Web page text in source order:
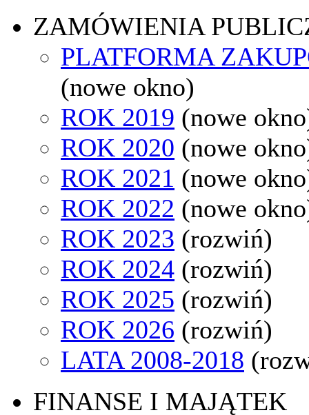
ZAMÓWIENIA
PLATFORMA
(nowe okno)
ROK 2019 (nowe
ROK 2020 (nowe
ROK 2021 (nowe
ROK 2022 (nowe
ROK 2023 (rozwiń)
ROK 2024 (rozwiń)
ROK 2025 (rozwiń)
ROK 2026 (rozwiń)
LATA 2008-2018
FINANSE I MAJĄTEK